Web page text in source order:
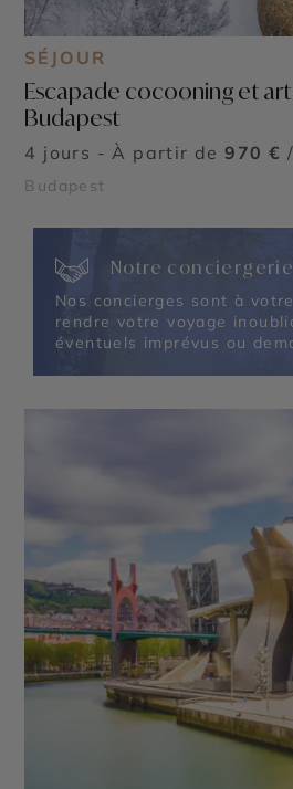
SÉJOUR
Escapade cocooning et
Budapest
4 jours - À partir de970 €
Budapest
Notre conciergerie
Nos concierges sont à
rendre votre voyage
éventuels imprévus ou